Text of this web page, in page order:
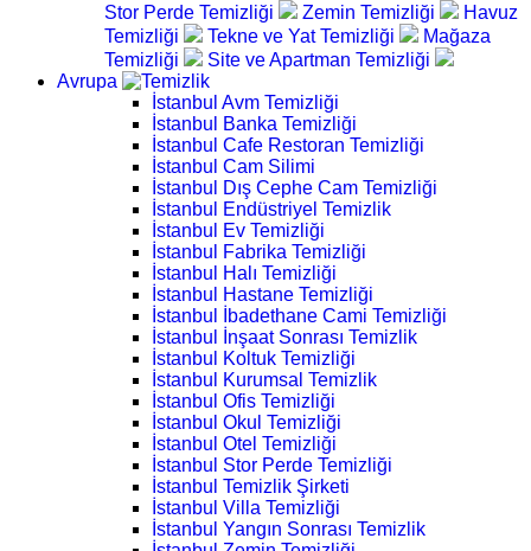
Stor Perde Temizliği
Zemin Temizliği
Havuz
Temizliği
Tekne ve Yat Temizliği
Mağaza
Temizliği
Site ve Apartman Temizliği
Avrupa
İstanbul Avm Temizliği
İstanbul Banka Temizliği
İstanbul Cafe Restoran Temizliği
İstanbul Cam Silimi
İstanbul Dış Cephe Cam Temizliği
İstanbul Endüstriyel Temizlik
İstanbul Ev Temizliği
İstanbul Fabrika Temizliği
İstanbul Halı Temizliği
İstanbul Hastane Temizliği
İstanbul İbadethane Cami Temizliği
İstanbul İnşaat Sonrası Temizlik
İstanbul Koltuk Temizliği
İstanbul Kurumsal Temizlik
İstanbul Ofis Temizliği
İstanbul Okul Temizliği
İstanbul Otel Temizliği
İstanbul Stor Perde Temizliği
İstanbul Temizlik Şirketi
İstanbul Villa Temizliği
İstanbul Yangın Sonrası Temizlik